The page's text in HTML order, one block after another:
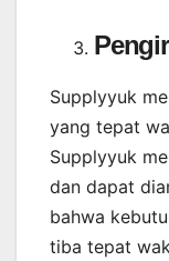
Supplyyuk
yang tepat
Supplyyuk
dan dapat
bahwa
tiba tepat